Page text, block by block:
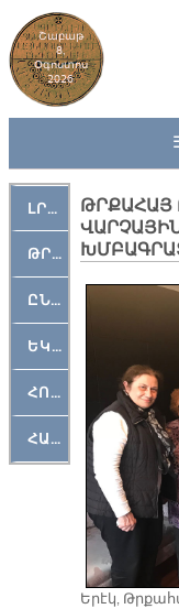
Շաբաթ
8,
Օգոստոս
2026
ԼՐԱՀՈՍ
ԹՐՔԱՀԱՅ ԿԵԱՆՔ
ԸՆԿԵՐԱՄՇԱԿՈՒԹԱՅԻՆ
ԵԿԵՂԵՑԱԿԱՆ
ՀՈԳԵՄՏԱՒՈՐ
ՀԱՐԹԱԿ
ԹՐՔԱՀԱՅ
Երէկ,